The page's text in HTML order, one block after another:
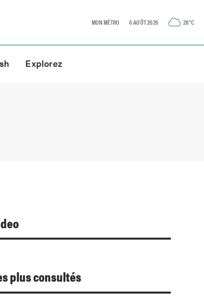
MON MÉTRO 6 AOÛT 2026 28°C
Explorez
plus consultés